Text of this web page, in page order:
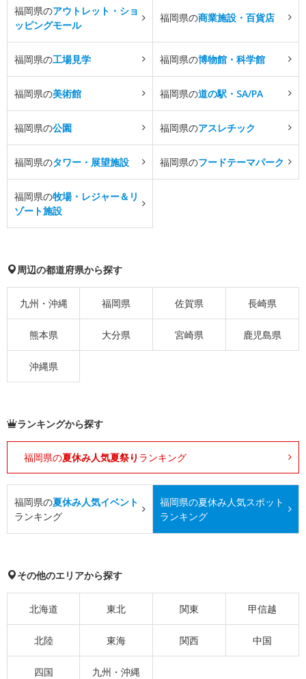
福岡県のアウトレット・ショ
ッピングモール
福岡県の商業施設・百貨店
福岡県の工場見学 福岡県の博物館・科学館
福岡県の美術館 福岡県の道の駅・SA/PA
福岡県の公園 福岡県のアスレチック
福岡県のタワー・展望施設 福岡県のフードテーマパーク
福岡県の牧場・レジャー＆リ
ゾート施設
周辺の都道府県から探す
九州・沖縄 福岡県 佐賀県 長崎県
熊本県 大分県 宮崎県 鹿児島県
沖縄県
ランキングから探す
福岡県の夏休み人気夏祭り ランキング
福岡県の夏休み人気イベント
ランキング
福岡県の夏休み人気スポット
ランキング
その他のエリアから探す
北海道 東北 関東 甲信越
北陸 東海 関西 中国
四国 九州・沖縄